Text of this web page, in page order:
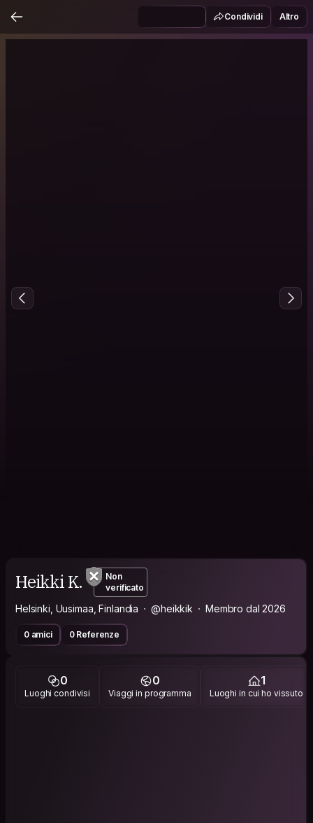
Condividi Altro
Heikki K.
Non
verificato
Helsinki, Uusimaa, Finlandia @heikkik Membro dal 2026
0 amici 0 Referenze
0
Luoghi condivisi
0
Viaggi in programma
1
Luoghi in cui ho vissuto